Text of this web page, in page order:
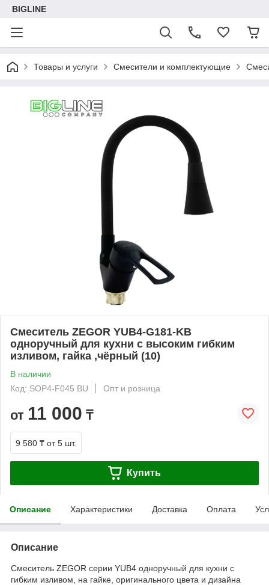
BIGLINE
Товары и услуги Смесители и комплектующие
Смеситель ZEGOR YUB4-G181-KB
одноручный для кухни с высоким гибким
изливом, гайка ,чёрный (10)
В наличии
Код: SOP4-F045 BU
Опт и розница
от 11 000 ₸
9 580 ₸ от 5 шт.
Купить
Описание Характеристики Доставка Оплата
Описание
Смеситель ZEGOR серии YUB4 одноручный для кухни с
гибким изливом, на гайке, оригинального цвета и дизайна